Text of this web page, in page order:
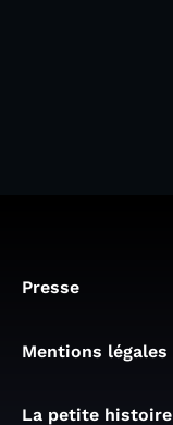
Presse
Mentions légales
La petite histoire